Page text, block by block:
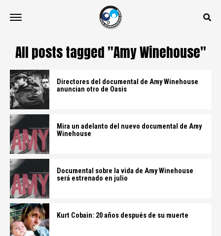
All posts tagged "Amy Winehouse"
Directores del documental de Amy Winehouse
anuncian otro de Oasis
Mira un adelanto del nuevo documental de Amy
Winehouse
Documental sobre la vida de Amy Winehouse
será estrenado en julio
Kurt Cobain: 20 años después de su muerte